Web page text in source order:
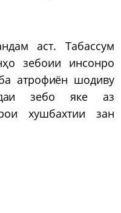
аст. Табассум
зебоии инсонро
атрофиён шодиву
зебо яке аз
хушбахтии зан